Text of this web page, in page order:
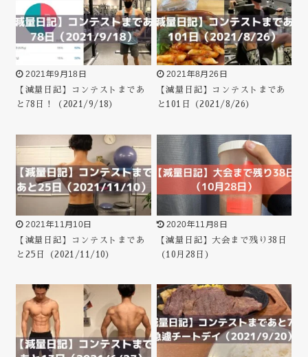
2021年9月18日
【減量日記】コンテストまであ
と78日！（2021/9/18）
2021年8月26日
【減量日記】コンテストまであ
と101日（2021/8/26）
2021年11月10日
【減量日記】コンテストまであ
と25日（2021/11/10）
2020年11月8日
【減量日記】大会まで残り38日
（10月28日）